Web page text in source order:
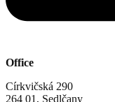
Office
Církvičská 290
264 01, Sedlčany